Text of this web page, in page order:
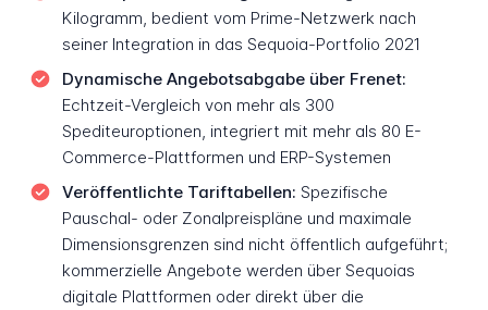
Kilogramm, bedient vom Prime-Netzwerk nach
seiner Integration in das Sequoia-Portfolio 2021
Dynamische Angebotsabgabe über Frenet:
Echtzeit-Vergleich von mehr als 300
Spediteuroptionen, integriert mit mehr als 80 E-
Commerce-Plattformen und ERP-Systemen
Veröffentlichte Tariftabellen: Spezifische
Pauschal- oder Zonalpreispläne und maximale
Dimensionsgrenzen sind nicht öffentlich aufgeführt;
kommerzielle Angebote werden über Sequoias
digitale Plattformen oder direkt über die